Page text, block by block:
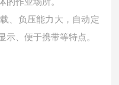
、负压能力大，自动定
示、便于携带等特点。